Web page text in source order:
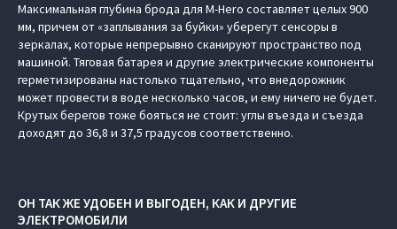
Максимальная глубина брода для M-Hero составляет целых 900
мм, причем от «заплывания за буйки» уберегут сенсоры в
зеркалах, которые непрерывно сканируют пространство под
машиной. Тяговая батарея и другие электрические компоненты
герметизированы настолько тщательно, что внедорожник
может провести в воде несколько часов, и ему ничего не будет.
Крутых берегов тоже бояться не стоит: углы въезда и съезда
доходят до 36,8 и 37,5 градусов соответственно.
ОН ТАК ЖЕ УДОБЕН И ВЫГОДЕН, КАК И ДРУГИЕ
ЭЛЕКТРОМОБИЛИ